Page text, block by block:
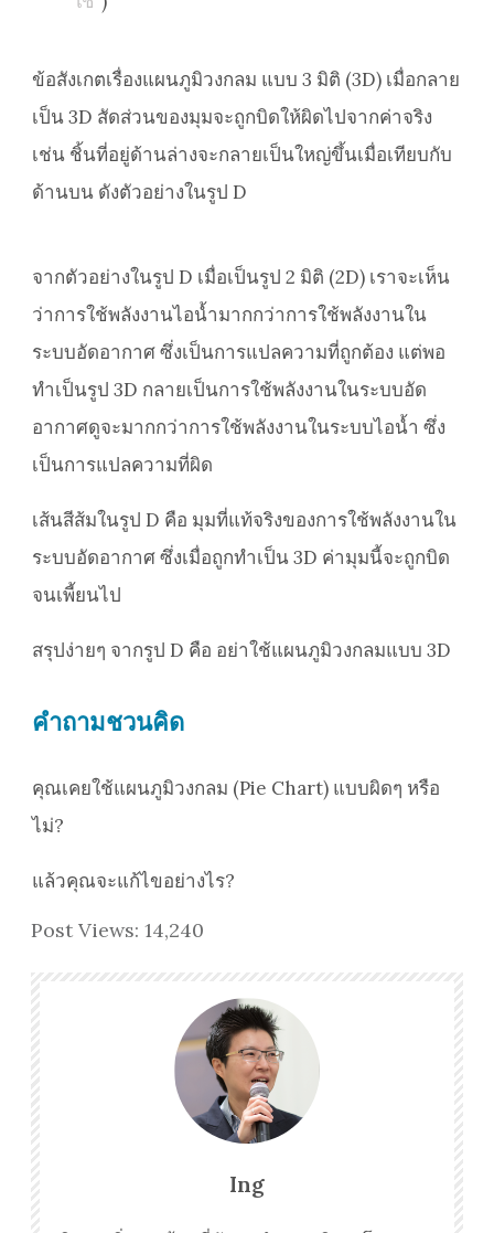
ข้อสังเกตเรื่องแผนภูมิวงกลม แบบ 3 มิติ (3D) เมื่อกลาย
เป็น 3D สัดส่วนของมุมจะถูกบิดให้ผิดไปจากค่าจริง
เช่น ชิ้นที่อยู่ด้านล่างจะกลายเป็นใหญ่ขึ้นเมื่อเทียบกับ
ด้านบน ดังตัวอย่างในรูป D
จากตัวอย่างในรูป D เมื่อเป็นรูป 2 มิติ (2D) เราจะเห็น
ว่าการใช้พลังงานไอน้ำมากกว่าการใช้พลังงานใน
ระบบอัดอากาศ ซึ่งเป็นการแปลความที่ถูกต้อง แต่พอ
ทำเป็นรูป 3D กลายเป็นการใช้พลังงานในระบบอัด
อากาศดูจะมากกว่าการใช้พลังงานในระบบไอน้ำ ซึ่ง
เป็นการแปลความที่ผิด
เส้นสีส้มในรูป D คือ มุมที่แท้จริงของการใช้พลังงานใน
ระบบอัดอากาศ ซึ่งเมื่อถูกทำเป็น 3D ค่ามุมนี้จะถูกบิด
จนเพี้ยนไป
สรุปง่ายๆ จากรูป D คือ อย่าใช้แผนภูมิวงกลมแบบ 3D
คำถามชวนคิด
คุณเคยใช้แผนภูมิวงกลม (Pie Chart) แบบผิดๆ หรือ
ไม่?
แล้วคุณจะแก้ไขอย่างไร?
Post Views: 14,240
Ing